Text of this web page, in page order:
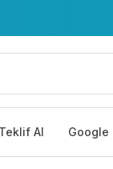
Teklif Al Google